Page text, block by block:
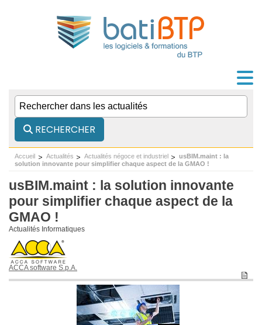
RECHERCHER
Accueil Actualités Actualités négoce et industriel
usBIM.maint : la
solution innovante pour simplifier chaque aspect de la GMAO !
usBIM.maint : la solution innovante
pour simplifier chaque aspect de la
GMAO !
Actualités Informatiques
ACCA software S.p.A.